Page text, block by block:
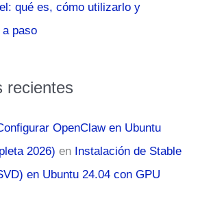
qué es, cómo utilizarlo y
paso
recientes
OpenClaw en Ubuntu
2026) en Instalación de Stable
en Ubuntu 24.04 con GPU